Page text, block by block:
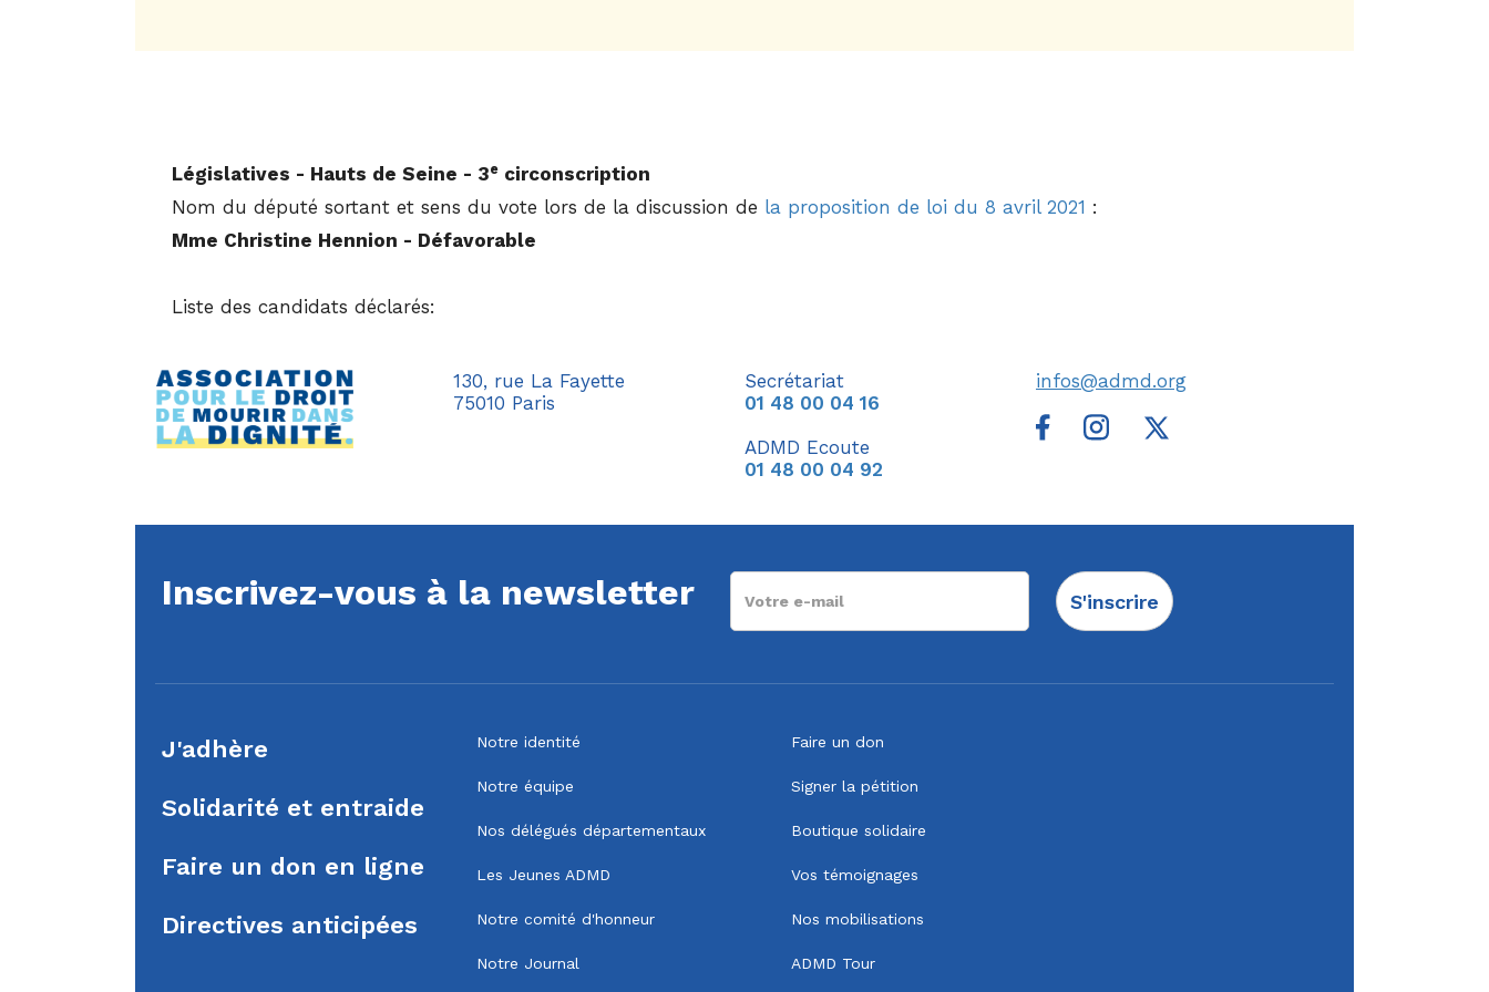
Législatives - Hauts de Seine - 3e circonscription
Nom du député sortant et sens du vote lors de la discussion de la proposition de loi du 8 avril 2021 :
Mme Christine Hennion - Défavorable
Liste des candidats déclarés:
130, rue La Fayette
75010 Paris
Secrétariat
01 48 00 04 16
ADMD Ecoute
01 48 00 04 92
infos@admd.org
Inscrivez-vous à la newsletter S'inscrire
J'adhère
Solidarité et entraide
Faire un don en ligne
Directives anticipées
Notre identité
Notre équipe
Nos délégués départementaux
Les Jeunes ADMD
Notre comité d'honneur
Notre Journal
Faire un don
Signer la pétition
Boutique solidaire
Vos témoignages
Nos mobilisations
ADMD Tour